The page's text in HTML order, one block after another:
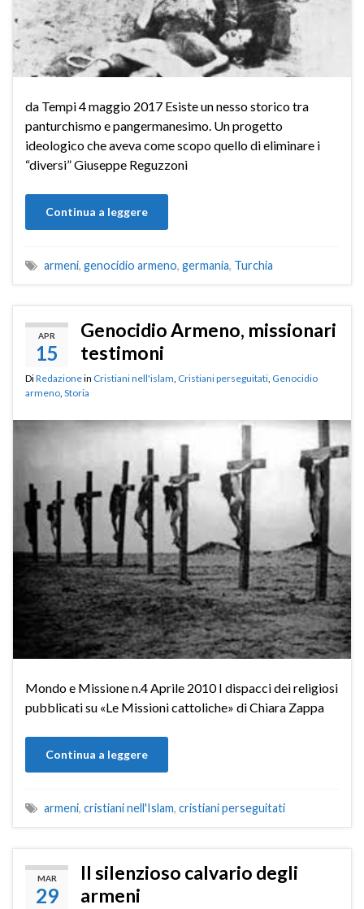
da Tempi 4 maggio 2017 Esiste un nesso storico tra
panturchismo e pangermanesimo. Un progetto
ideologico che aveva come scopo quello di eliminare i
“diversi” Giuseppe Reguzzoni
Continua a leggere
armeni, genocidio armeno, germania, Turchia
APR
15
Genocidio Armeno, missionari
testimoni
DiRedazionein Cristiani nell'islam Cristiani perseguitati Genocidio
armeno Storia
Mondo e Missione n.4 Aprile 2010 I dispacci dei religiosi
pubblicati su «Le Missioni cattoliche» di Chiara Zappa
Continua a leggere
armeni, cristiani nell'Islam, cristiani perseguitati
MAR
29
Il silenzioso calvario degli
armeni